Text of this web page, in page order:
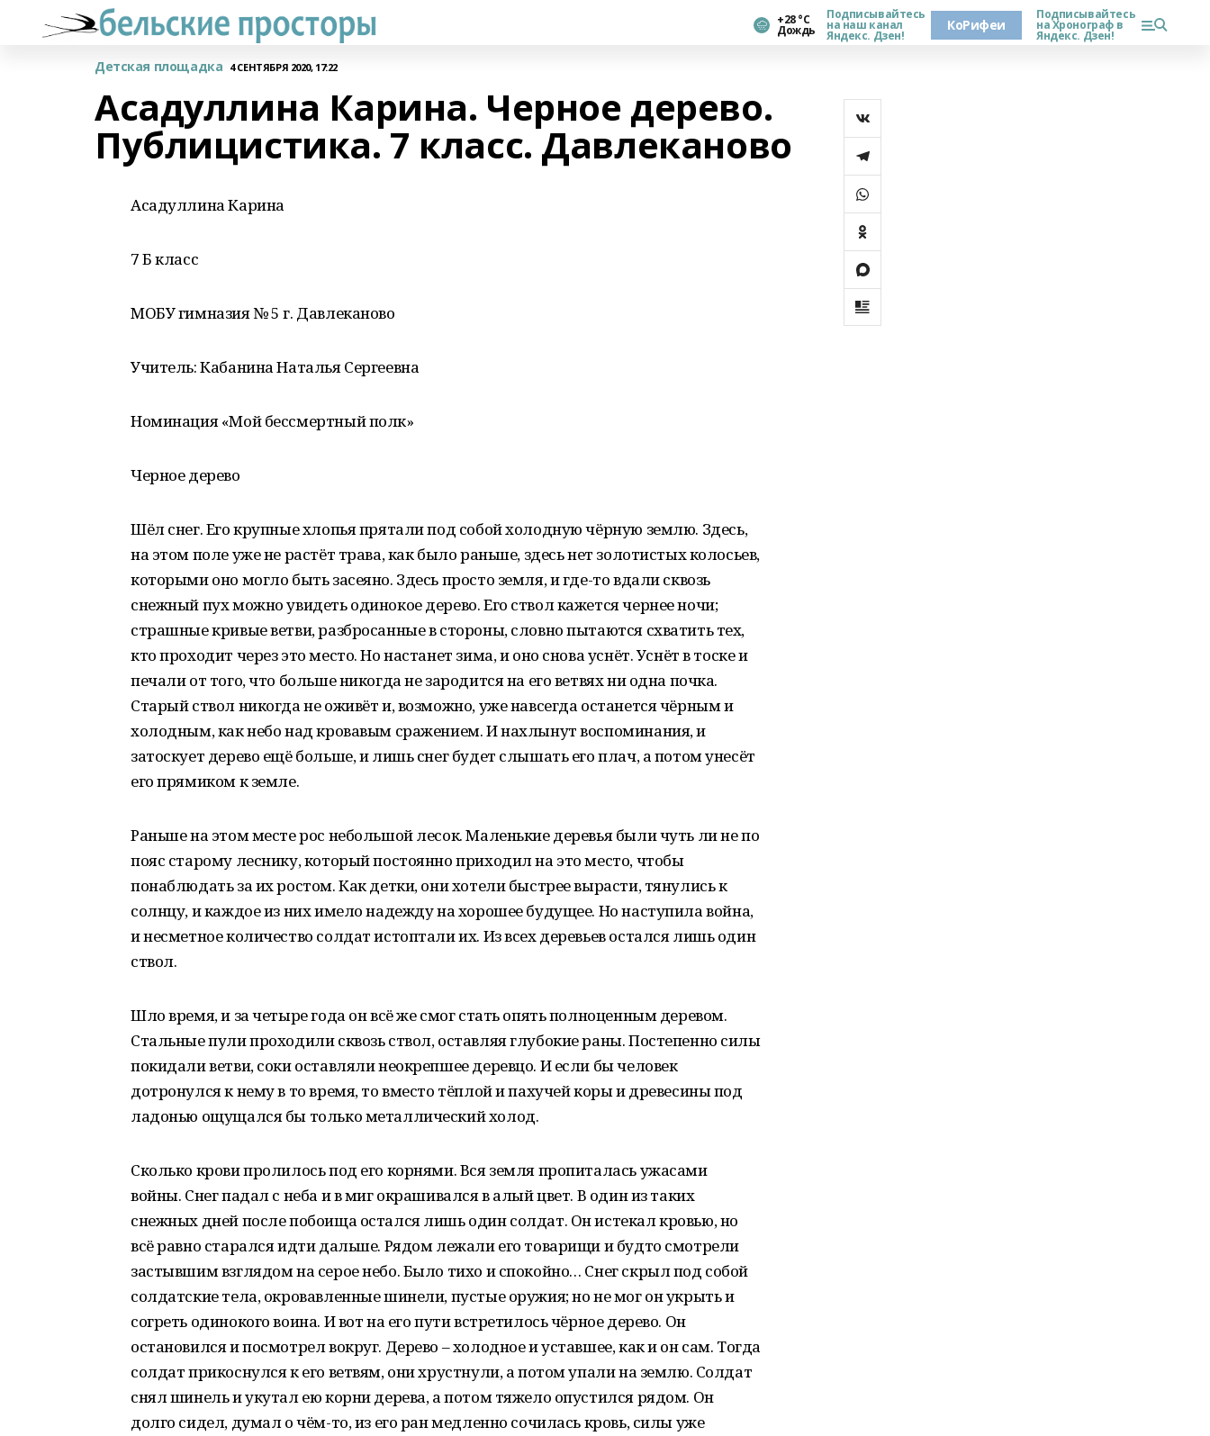
+28 °С
Дождь
Подписывайтесь
на наш канал
Яндекс. Дзен!
КоРифеи
Подписывайтесь
на Хронограф в
Яндекс. Дзен!
Детская площадка 4 СЕНТЯБРЯ 2020, 17:22
Асадуллина Карина. Черное дерево.
Публицистика. 7 класс. Давлеканово
Асадуллина Карина
7 Б класс
МОБУ гимназия № 5 г. Давлеканово
Учитель: Кабанина Наталья Сергеевна
Номинация «Мой бессмертный полк»
Черное дерево
Шёл снег. Его крупные хлопья прятали под собой холодную чёрную землю. Здесь,
на этом поле уже не растёт трава, как было раньше, здесь нет золотистых колосьев,
которыми оно могло быть засеяно. Здесь просто земля, и где-то вдали сквозь
снежный пух можно увидеть одинокое дерево. Его ствол кажется чернее ночи;
страшные кривые ветви, разбросанные в стороны, словно пытаются схватить тех,
кто проходит через это место. Но настанет зима, и оно снова уснёт. Уснёт в тоске и
печали от того, что больше никогда не зародится на его ветвях ни одна почка.
Старый ствол никогда не оживёт и, возможно, уже навсегда останется чёрным и
холодным, как небо над кровавым сражением. И нахлынут воспоминания, и
затоскует дерево ещё больше, и лишь снег будет слышать его плач, а потом унесёт
его прямиком к земле.
Раньше на этом месте рос небольшой лесок. Маленькие деревья были чуть ли не по
пояс старому леснику, который постоянно приходил на это место, чтобы
понаблюдать за их ростом. Как детки, они хотели быстрее вырасти, тянулись к
солнцу, и каждое из них имело надежду на хорошее будущее. Но наступила война,
и несметное количество солдат истоптали их. Из всех деревьев остался лишь один
ствол.
Шло время, и за четыре года он всё же смог стать опять полноценным деревом.
Стальные пули проходили сквозь ствол, оставляя глубокие раны. Постепенно силы
покидали ветви, соки оставляли неокрепшее деревцо. И если бы человек
дотронулся к нему в то время, то вместо тёплой и пахучей коры и древесины под
ладонью ощущался бы только металлический холод.
Сколько крови пролилось под его корнями. Вся земля пропиталась ужасами
войны. Снег падал с неба и в миг окрашивался в алый цвет. В один из таких
снежных дней после побоища остался лишь один солдат. Он истекал кровью, но
всё равно старался идти дальше. Рядом лежали его товарищи и будто смотрели
застывшим взглядом на серое небо. Было тихо и спокойно… Снег скрыл под собой
солдатские тела, окровавленные шинели, пустые оружия; но не мог он укрыть и
согреть одинокого воина. И вот на его пути встретилось чёрное дерево. Он
остановился и посмотрел вокруг. Дерево – холодное и уставшее, как и он сам. Тогда
солдат прикоснулся к его ветвям, они хрустнули, а потом упали на землю. Солдат
снял шинель и укутал ею корни дерева, а потом тяжело опустился рядом. Он
долго сидел, думал о чём-то, из его ран медленно сочилась кровь, силы уже